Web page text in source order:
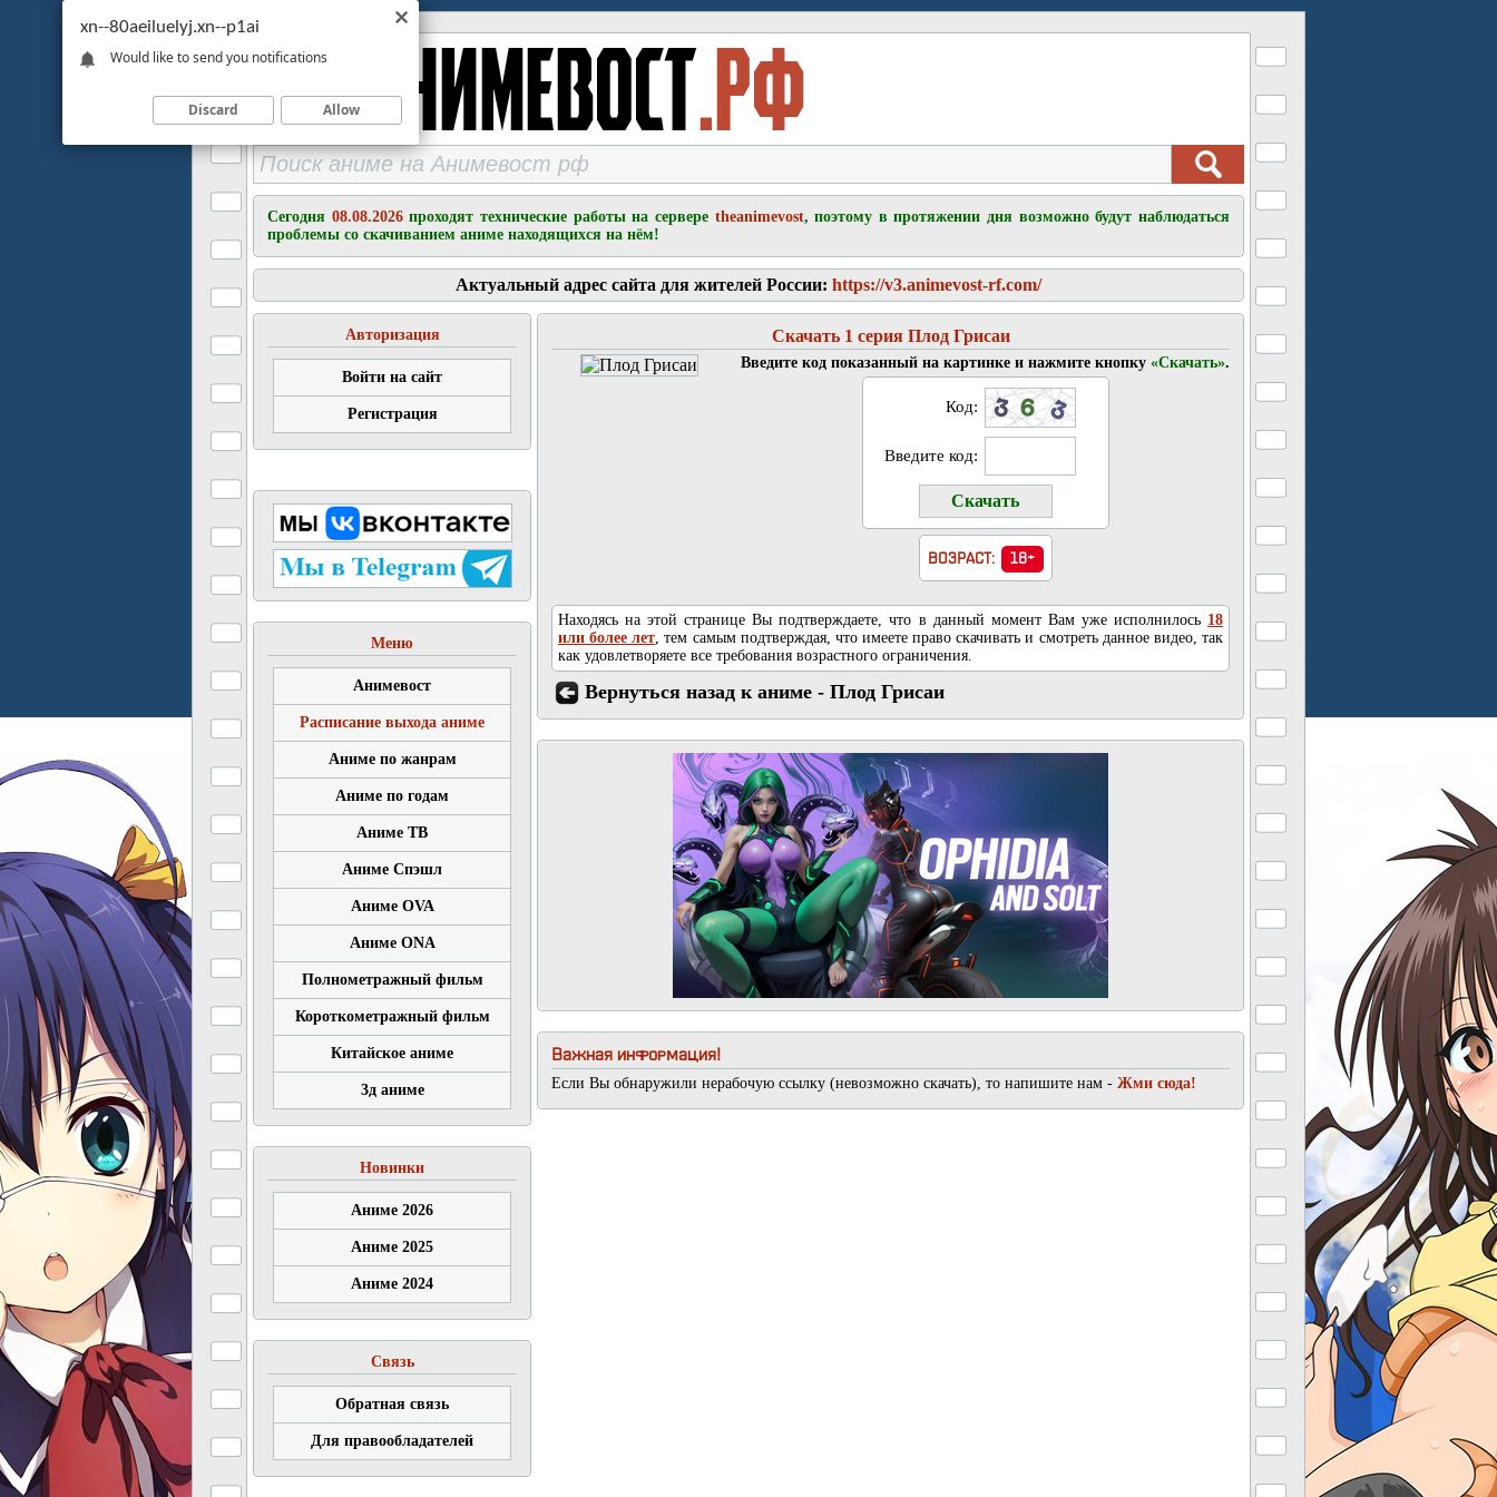
Сегодня 08.08.2026проходят технические работы на сервере theanimevost, поэтому в протяжении дня возможно будут наблюдаться
проблемы со скачиванием аниме находящихся на нём!
Актуальный адрес сайта для жителей России: https://v3.animevost-rf.com/
Авторизация
Войти на сайт
Регистрация
Меню
Анимевост
Расписание выхода аниме
Аниме по жанрам
Аниме по годам
Аниме ТВ
Аниме Спэшл
Аниме OVA
Аниме ONA
Полнометражный фильм
Короткометражный фильм
Китайское аниме
3д аниме
Новинки
Аниме 2026
Аниме 2025
Аниме 2024
Связь
Обратная связь
Для правообладателей
Скачать 1 серия Плод Грисаи
Введите код показанный на картинке и нажмите кнопку «Скачать».
Код:
Введите код:
ВОЗРАСТ: 18+
Находясь на этой странице Вы подтверждаете, что в данный момент Вам уже исполнилось 18
или более лет, тем самым подтверждая, что имеете право скачивать и смотреть данное видео, так
как удовлетворяете все требования возрастного ограничения.
Вернуться назад к аниме - Плод Грисаи
Важная информация!
Если Вы обнаружили нерабочую ссылку (невозможно скачать), то напишите нам - Жми сюда!
xn--80aeiluelyj.xn--p1ai
Would like to send you notifications
Discard Allow